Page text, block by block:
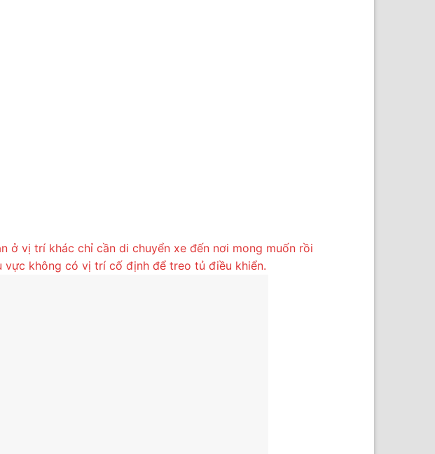
ở vị trí khác chỉ cần di chuyển xe đến nơi mong muốn rồi
không có vị trí cố định để treo tủ điều khiển.